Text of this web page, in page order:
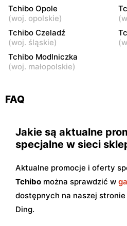
Tchibo
Poznań, ul. Szwajcarska 14
Tchibo
Poznań al. Solidarności 47
Poznań, ul. Bukowska 156
Tchibo Opole
(woj. opolskie)
(
Tchibo Czeladź
(woj. śląskie)
(
Tchibo Modlniczka
(woj. małopolskie)
FAQ
Jakie są aktualne
specjalne w sieci
Aktualne promocje i oferty
Tchibo można sprawdzić w
dostępnych na naszej
Ding.